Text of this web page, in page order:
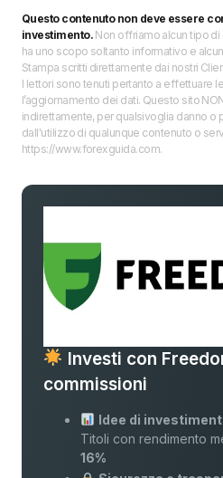
Questo contenuto non deve essere
investimento.Non offriamo alcun tipo di
ha uno scopo soltanto informativo e
Stampa scritti direttamente dai nostri
I lettori sono tenuti pertanto a effettuare
l’aggiornamento dei dati. Questo sito
indirettamente, per qualsivoglia danno o
dall'utilizzo di qualunque contenuto o
https://www.forexguida.com.
Investi con
commissioni
Idee di
Titoli con rendimento
16%